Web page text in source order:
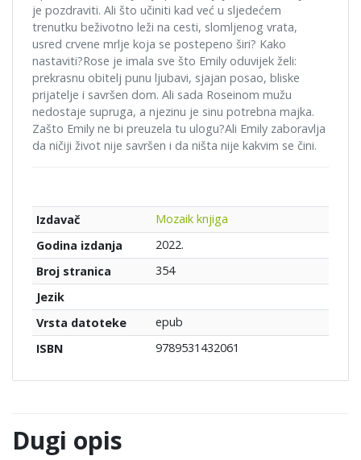
je pozdraviti. Ali što učiniti kad već u sljedećem
trenutku beživotno leži na cesti, slomljenog vrata,
usred crvene mrlje koja se postepeno širi? Kako
nastaviti?Rose je imala sve što Emily oduvijek želi:
prekrasnu obitelj punu ljubavi, sjajan posao, bliske
prijatelje i savršen dom. Ali sada Roseinom mužu
nedostaje supruga, a njezinu je sinu potrebna majka.
Zašto Emily ne bi preuzela tu ulogu?Ali Emily zaboravlja
da ničiji život nije savršen i da ništa nije kakvim se čini.
Izdavač
Mozaik knjiga
Godina izdanja
2022.
Broj stranica
354
Jezik
Vrsta datoteke
epub
ISBN
9789531432061
Dugi opis